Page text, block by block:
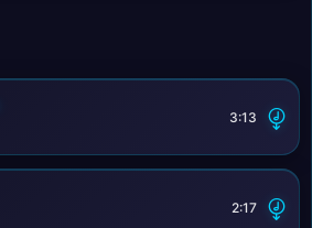
3:13
2:17